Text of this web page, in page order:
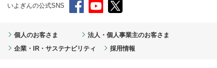
いよぎんの公式SNS
個人のお客さま
法人・個人事業主のお客さま
企業・IR・サステナビリティ
採用情報